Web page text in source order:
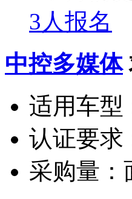
3人报名
中控多媒体
适用车型
认证要求
采购量：